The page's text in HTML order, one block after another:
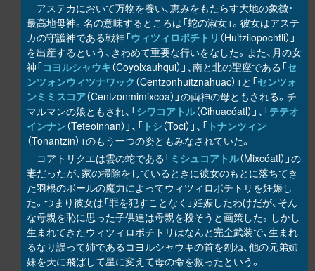
アステカにおいて万物を養い、恵みをもたらす大地の象徴・
最高地母神。名の意味するところは「蛇の淑女」。彼女はアステ
カの守護神である戦神「ウィツィロポチトリ （Huitzilopochtli）」
を出産するという、きわめて重要な行いをなした。また、月の女
神「コヨルシャウキ（Coyolxauhqui）」、南と北の聖座である「セ
ンツォンウィツナワック （Centzonhuitznahuac）」と「センツォ
ンミミスコア（Centzonmimixcoa）」の両神の母ともされる。チ
マルマンの娘ともされ、「シワコアトル（Cihuacóatl）」、「テテオ
インナン（Teteoinnan）」、「 トシ（Toci）」、「 トナンツィン
（Tonantzin）」のもう一つの姿ともみなされていた。
コアトリクエは雲の蛇である「ミシュコアトル（Mixcóatl）」の
妻だったが、家の掃除をしているときに彼女のもとに落ちてき
た羽根のボールの魔力によってウィツィロポチトリを妊娠し
た。つまり彼女は「罪を犯すことなく」妊娠したわけだが、そん
な母親を恥に思った子供達は母親を殺そうと画策した。しかし
生まれてきたウィツィロポチトリはなんと完全武装で、生まれ
るなり誤って姉であるコヨルシャウキの首を刎ね、他の兄弟姉
妹を天に飛ばして星に変えて母の命を救ったという。